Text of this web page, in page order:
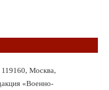
119160, Москва,
«Военно-